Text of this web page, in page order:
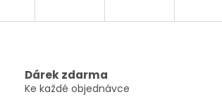
Dárek zdarma
Ke každé objednávce